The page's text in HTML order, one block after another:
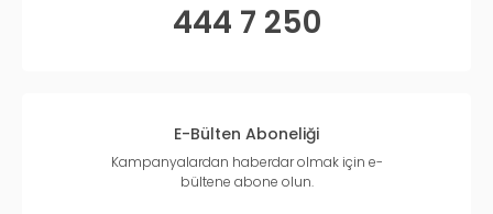
444 7 250
E-Bülten Aboneliği
Kampanyalardan haberdar olmak için e-
bültene abone olun.